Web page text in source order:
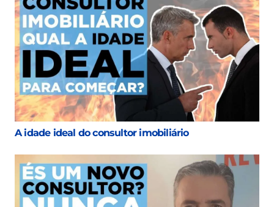
A idade ideal do consultor imobiliário